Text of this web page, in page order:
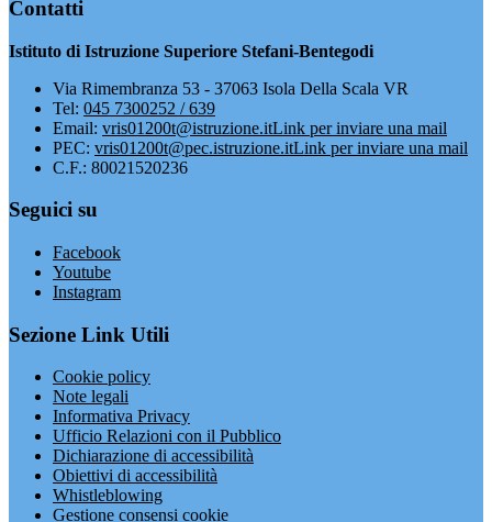
Contatti
Istituto di Istruzione Superiore Stefani-Bentegodi
Via Rimembranza 53 - 37063 Isola Della Scala VR
Tel: 045 7300252 / 639
Email: vris01200t@istruzione.itLink per inviare una mail
PEC: vris01200t@pec.istruzione.itLink per inviare una mail
C.F.: 80021520236
Seguici su
Facebook
Youtube
Instagram
Sezione Link Utili
Cookie policy
Note legali
Informativa Privacy
Ufficio Relazioni con il Pubblico
Dichiarazione di accessibilità
Obiettivi di accessibilità
Whistleblowing
Gestione consensi cookie